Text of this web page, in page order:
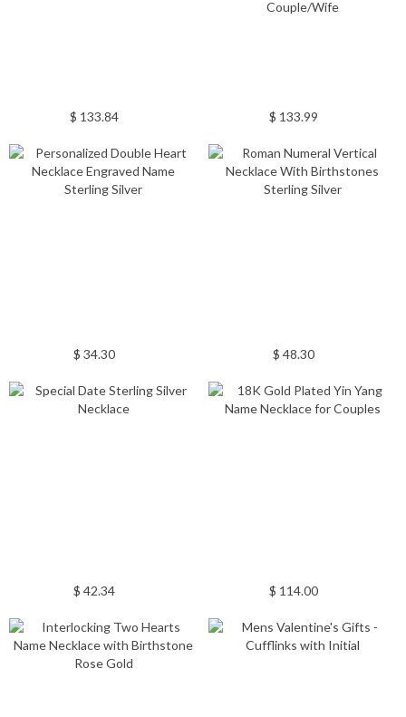
$ 133.84 $ 133.99
$ 34.30 $ 48.30
$ 42.34 $ 114.00